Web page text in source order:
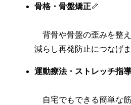
骨格・骨盤矯正🦴
背骨や骨盤の歪みを整
減らし再発防止につなげま
運動療法・ストレッチ指導
自宅でもできる簡単な